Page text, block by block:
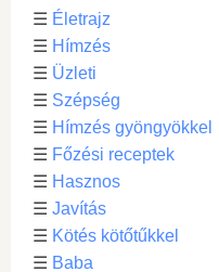
☰ Életrajz
☰ Hímzés
☰ Üzleti
☰ Szépség
☰ Hímzés gyöngyökkel
☰ Főzési receptek
☰ Hasznos
☰ Javítás
☰ Kötés kötőtűkkel
☰ Baba